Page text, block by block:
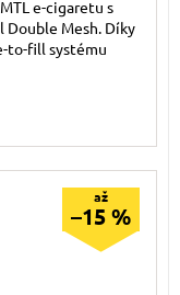
e-cigaretu s
Mesh. Díky
to-fill systému
až
–15 %